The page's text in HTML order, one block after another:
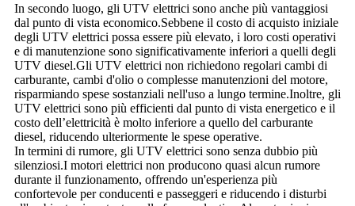
In secondo luogo, gli UTV elettrici sono anche più vantaggiosi
dal punto di vista economico.Sebbene il costo di acquisto iniziale
degli UTV elettrici possa essere più elevato, i loro costi operativi
e di manutenzione sono significativamente inferiori a quelli degli
UTV diesel.Gli UTV elettrici non richiedono regolari cambi di
carburante, cambi d'olio o complesse manutenzioni del motore,
risparmiando spese sostanziali nell'uso a lungo termine.Inoltre, gli
UTV elettrici sono più efficienti dal punto di vista energetico e il
costo dell’elettricità è molto inferiore a quello del carburante
diesel, riducendo ulteriormente le spese operative.
In termini di rumore, gli UTV elettrici sono senza dubbio più
silenziosi.I motori elettrici non producono quasi alcun rumore
durante il funzionamento, offrendo un'esperienza più
confortevole per conducenti e passeggeri e riducendo i disturbi